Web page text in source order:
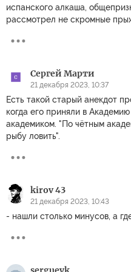
испанского алкаша,
рассмотрел не скромные
Сергей Марти
21 декабря 2023, 10:37
Есть такой старый анекдот
когда его приняли в
академиком. "По чётным
рыбу ловить".
kirov 43
21 декабря 2023, 10:43
- нашли столько минусов, а